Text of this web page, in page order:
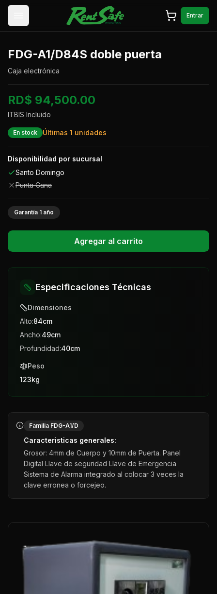
Saltar al contenido
Entrar
FDG-A1/D84S doble puerta
Caja electrónica
RD$ 94,500.00
ITBIS Incluido
En stock Últimas 1 unidades
Disponibilidad por sucursal
Santo Domingo
Punta Cana
Garantía 1 año
Agregar al carrito
Especificaciones Técnicas
Dimensiones
Alto:84cm
Ancho:49cm
Profundidad:40cm
Peso
123kg
Familia FDG-A1/D
Caracteristicas generales:
Grosor: 4mm de Cuerpo y 10mm de Puerta. Panel
Digital Llave de seguridad Llave de Emergencia
Sistema de Alarma integrado al colocar 3 veces la
clave erronea o forcejeo.